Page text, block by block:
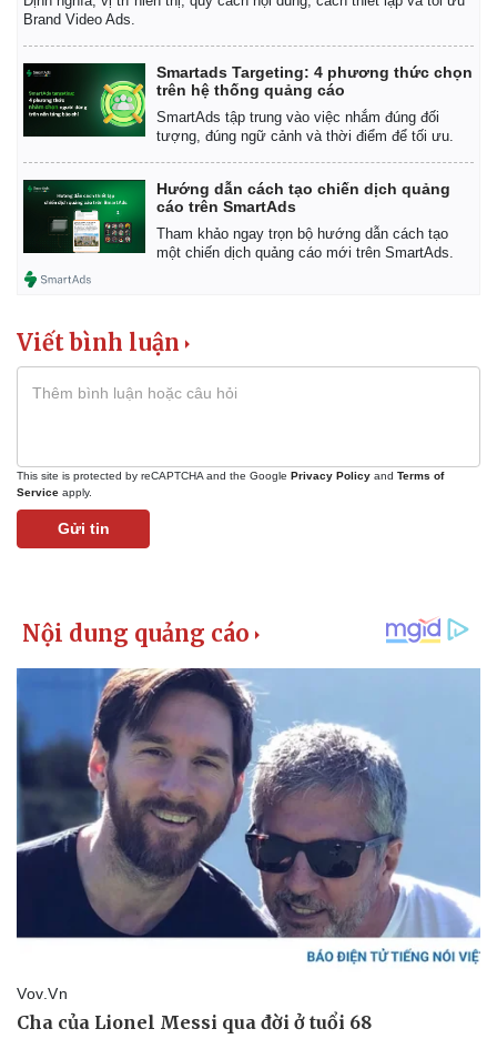
Bất động sản
Khởi nghiệp
Giá vàng
Brand Video Ads.
Smartads Targeting: 4 phương thức chọn
trên hệ thống quảng cáo
SmartAds tập trung vào việc nhắm đúng đối
tượng, đúng ngữ cảnh và thời điểm để tối ưu.
Hướng dẫn cách tạo chiến dịch quảng
cáo trên SmartAds
Tham khảo ngay trọn bộ hướng dẫn cách tạo
một chiến dịch quảng cáo mới trên SmartAds.
Viết bình luận
This site is protected by reCAPTCHA and the Google Privacy Policy and Terms of
Service apply.
Gửi tin